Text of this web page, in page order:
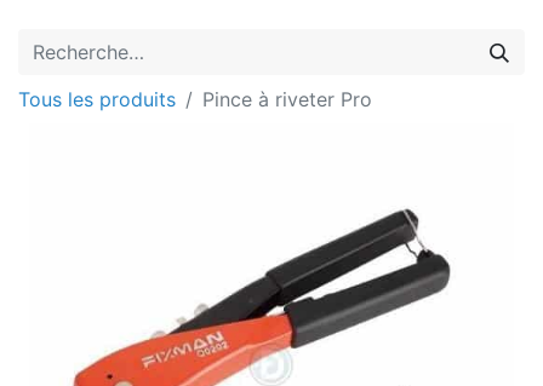
Tous les produits Pince à riveter Pro